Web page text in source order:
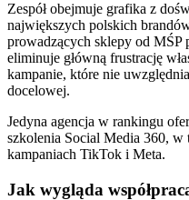
Zespół obejmuje grafika z
największych polskich
prowadzących sklepy od MŚP
eliminuje główną frustrację
kampanie, które nie
docelowej.
Jedyna agencja w rankingu
szkolenia Social Media 360,
kampaniach TikTok i Meta.
Jak wygląda